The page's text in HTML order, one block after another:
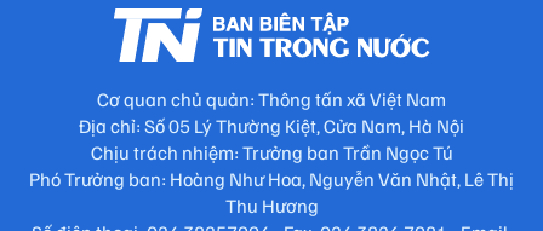
Cơ quan chủ quản: Thông tấn xã Việt Nam
Địa chỉ: Số 05 Lý Thường Kiệt, Cửa Nam, Hà Nội
Chịu trách nhiệm: Trưởng ban Trần Ngọc Tú
Phó Trưởng ban: Hoàng Như Hoa, Nguyễn Văn Nhật, Lê Thị
Thu Hương